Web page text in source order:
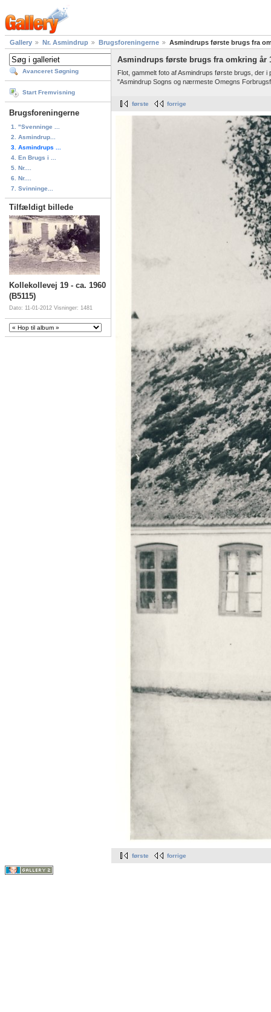
Gallery Nr. Asmindrup Brugsforeningerne Asmindrups første brugs fra
Avanceret Søgning
Start Fremvisning
Brugsforeningerne
1. "Svenninge ...
2. Asmindrup...
3. Asmindrups ...
4. En Brugs i ...
5. Nr....
6. Nr....
7. Svinninge...
Tilfældigt billede
Kollekollevej 19 - ca. 1960
(B5115)
Dato: 11-01-2012 Visninger: 1481
Asmindrups første brugs fra omkring år
Flot, gammelt foto af Asmindrups første brugs, der
"Asmindrup Sogns og nærmeste Omegns
første forrige
første forrige